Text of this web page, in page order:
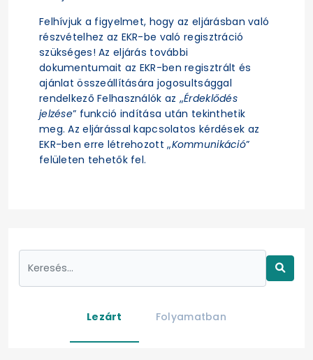
Felhívjuk a figyelmet, hogy az eljárásban való
részvételhez az EKR-be való regisztráció
szükséges! Az eljárás további
dokumentumait az EKR-ben regisztrált és
ajánlat összeállítására jogosultsággal
rendelkező Felhasználók az „Érdeklődés
jelzése” funkció indítása után tekinthetik
meg. Az eljárással kapcsolatos kérdések az
EKR-ben erre létrehozott „Kommunikáció”
felületen tehetők fel.
Lezárt Folyamatban